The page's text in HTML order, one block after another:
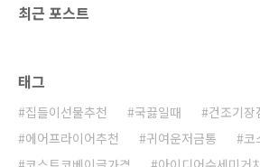
최근 포스트
태그
집들이선물추천 국끓일때 건조기장
에어프라이어추천
귀여운저금통
코